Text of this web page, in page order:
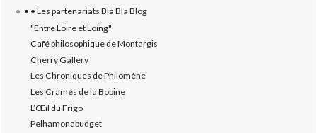
• • Les partenariats Bla Bla Blog
"Entre Loire et Loing"
Café philosophique de Montargis
Cherry Gallery
Les Chroniques de Philomène
Les Cramés de la Bobine
L’‎Œil du Frigo
Pelhamonabudget